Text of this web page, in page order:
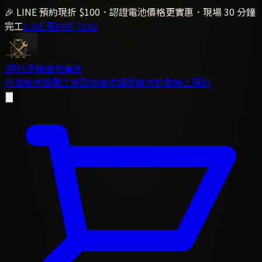
🎉 LINE 預約現折 $100．認證電池價格更實惠．現場 30 分鐘
完工LINE 預約折 $100
i時代手機維修專家
商城維修報價二手回收維修課程維修知識線上預約